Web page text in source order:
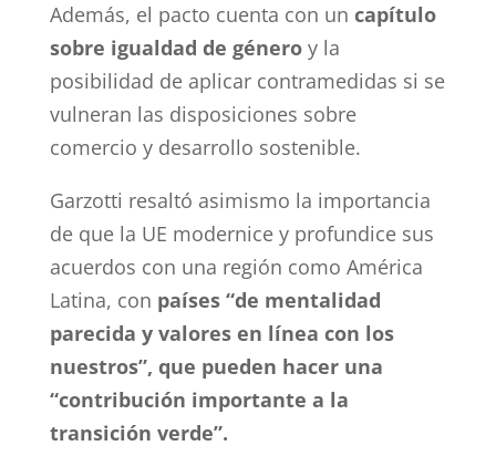
Además, el pacto cuenta con un capítulo
sobre igualdad de géneroy la
posibilidad de aplicar contramedidas si se
vulneran las disposiciones sobre
comercio y desarrollo sostenible.
Garzotti resaltó asimismo la importancia
de que la UE modernice y profundice sus
acuerdos con una región como América
Latina, con países “de mentalidad
parecida y valores en línea con los
nuestros”, que pueden hacer una
“contribución importante a la
transición verde”.